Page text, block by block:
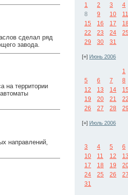
сделал ряд
завода.
на территории
направлений,
1 2 3 4
8
9 10 11
15
16 17 18
22
23 24 25
29
30 31
[+] Июнь 2006
1
5
6 7 8
12
13 14 15
19
20 21 22
26
27 28 29
[+] Июль 2006
3
4 5 6
10
11 12 13
17
18 19
24
25 26 27
31